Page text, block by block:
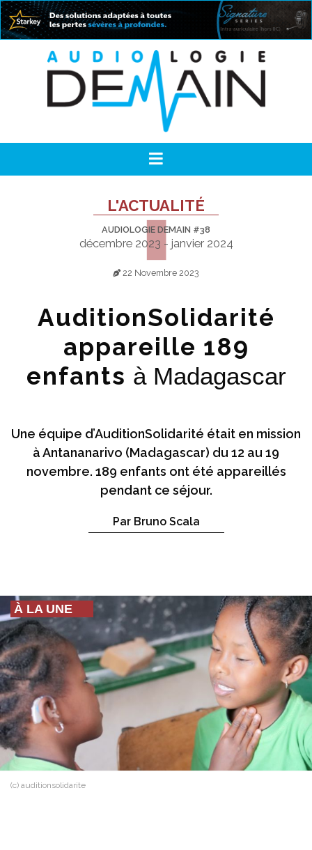
L'ACTUALITÉ
AUDIOLOGIE DEMAIN #38
décembre 2023 - janvier 2024
22 Novembre 2023
AuditionSolidarité
appareille 189
enfants à Madagascar
Une équipe d’AuditionSolidarité était en mission
à Antananarivo (Madagascar) du 12 au 19
novembre. 189 enfants ont été appareillés
pendant ce séjour.
Par Bruno Scala
À LA UNE
(c) auditionsolidarite